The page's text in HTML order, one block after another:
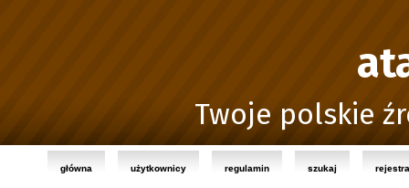
Twoje polskie
główna użytkownicy regulamin szukaj